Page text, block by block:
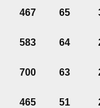
467 65
583 64
700 63
465 51